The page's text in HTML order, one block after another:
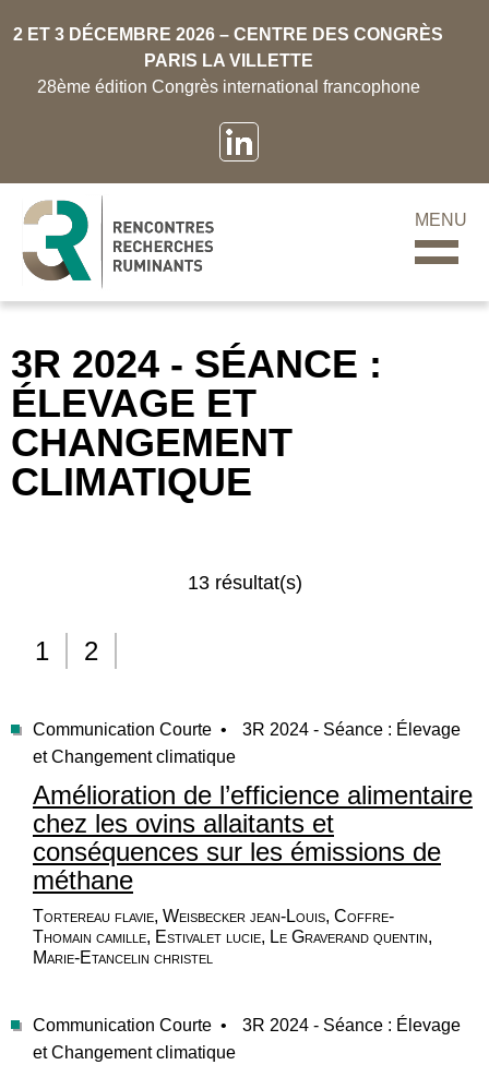
2 ET 3 DÉCEMBRE 2026 – CENTRE DES CONGRÈS
PARIS LA VILLETTE
28ème édition Congrès international francophone
MENU
3R 2024 - SÉANCE :
ÉLEVAGE ET
CHANGEMENT
CLIMATIQUE
13 résultat(s)
1 2
Communication Courte •
3R 2024 - Séance : Élevage
et Changement climatique
Amélioration de l’efficience alimentaire
chez les ovins allaitants et
conséquences sur les émissions de
méthane
Tortereau flavie, Weisbecker jean-Louis, Coffre-
Thomain camille, Estivalet lucie, Le Graverand quentin,
Marie-Etancelin christel
Communication Courte •
3R 2024 - Séance : Élevage
et Changement climatique